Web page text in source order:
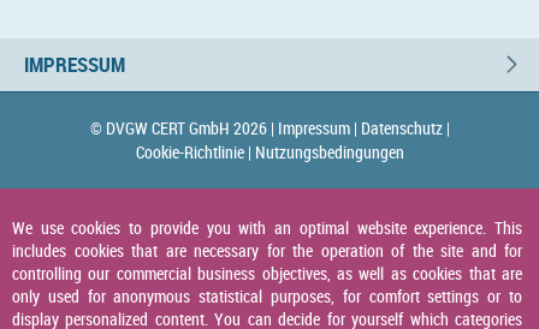
IMPRESSUM
© DVGW CERT GmbH 2026 | Impressum | Datenschutz |
Cookie-Richtlinie | Nutzungsbedingungen
We use cookies to provide you with an optimal website experience. This
includes cookies that are necessary for the operation of the site and for
controlling our commercial business objectives, as well as cookies that are
only used for anonymous statistical purposes, for comfort settings or to
display personalized content. You can decide for yourself which categories